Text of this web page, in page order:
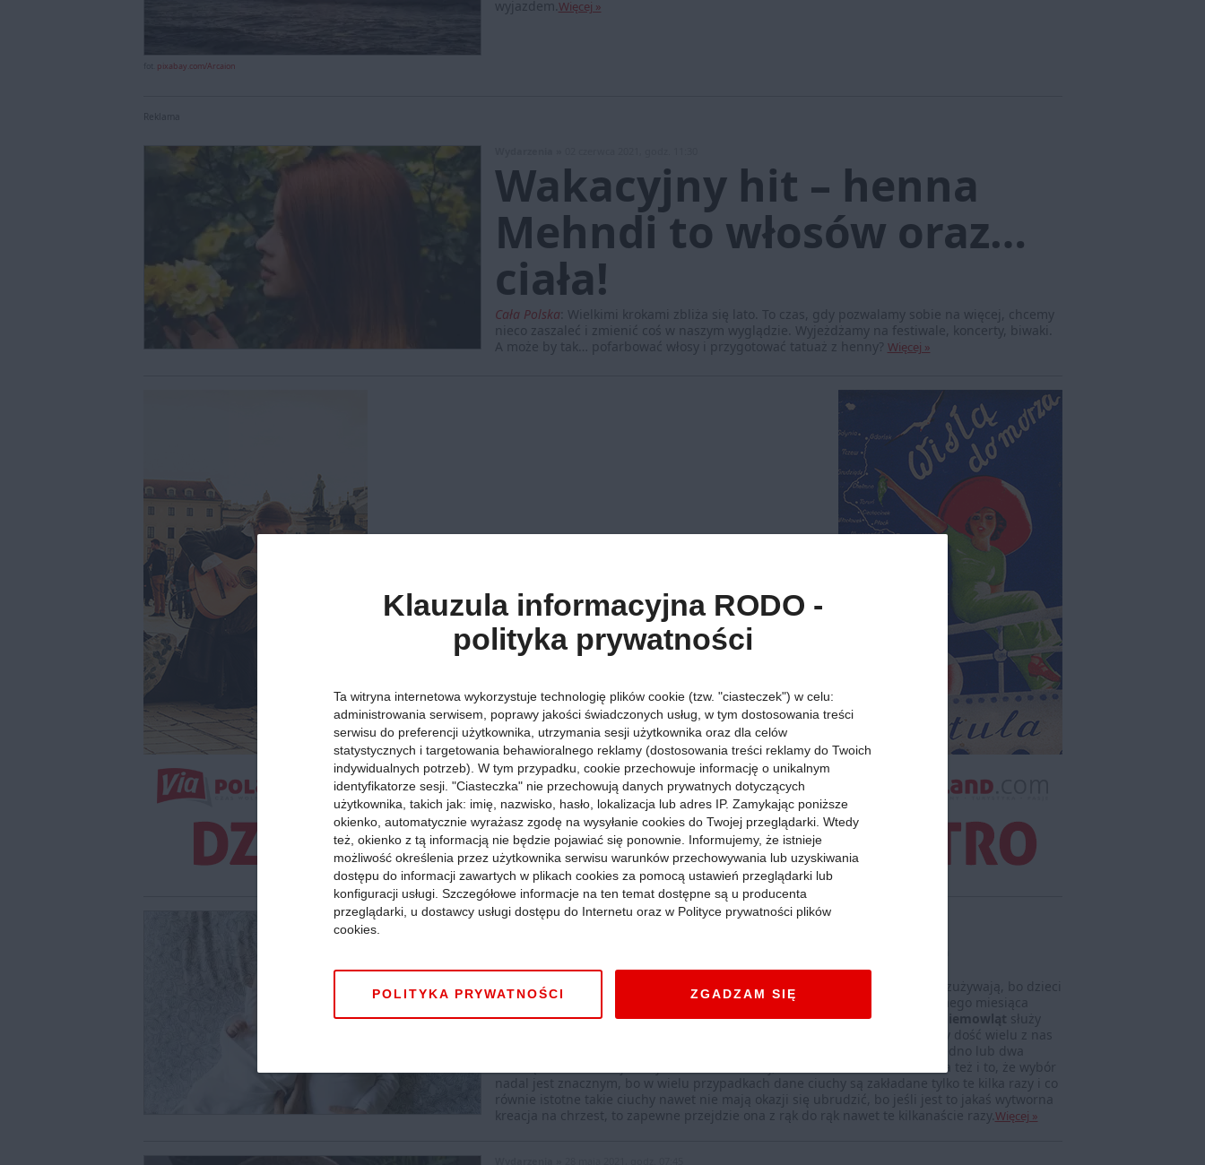
pixabay.com/Arcaion
wyjazdem. Więcej »
Reklama
Wakacyjny hit – henna
Mehndi to włosów oraz…
ciała!
Cała Polska Wielkimi krokami zbliża się lato. To czas, gdy pozwalamy sobie na więcej, chcemy
nieco zaszaleć i zmienić coś w naszym wyglądzie. Wyjeżdżamy na festiwale, koncerty, biwaki.
A może by tak… pofarbować włosy i przygotować tatuaż z henny? Więcej »
Wydarzenia » 28 maja 2021, godz. 14:00
Cała Polska : Dość wielu z nas wie o tym, że ubranka niemowlęce
wolno się zużywają, bo dzieci
do roku prawie się nie poruszają, czyli zaczynają raczkować w okolicy siódmego miesiąca
życia, a wcześniej jedynie przewracają się na boki i dlatego też
odzież dla niemowląt służy
nie jednemu, tylko nawet kilkunastu dzieciątkom. Z tej konkretnej przyczyny dość wielu z nas
kupuje tego typu odzież z drugiej ręki, czyli w formie opcji, którą używało jedno lub dwa
dzieciątka. Tak rzecz jasna jest znacznie taniej, choć kluczowe znaczenie ma też i to, że wybór
nadal jest znacznym, bo w wielu przypadkach dane ciuchy są zakładane tylko te kilka razy i co
równie istotne takie ciuchy nawet nie mają okazji się ubrudzić, bo jeśli jest to jakaś wytworna
kreacja na chrzest, to zapewne przejdzie ona z rąk do rąk nawet te kilkanaście razy.Więcej »
Klauzula informacyjna RODO -
polityka prywatności
Ta witryna internetowa wykorzystuje technologię plików cookie (tzw. "ciasteczek") w celu:
administrowania serwisem, poprawy jakości świadczonych usług, w tym dostosowania treści
serwisu do preferencji użytkownika, utrzymania sesji użytkownika oraz dla celów
statystycznych i targetowania behawioralnego reklamy (dostosowania treści reklamy do Twoich
indywidualnych potrzeb). W tym przypadku, cookie przechowuje informację o unikalnym
identyfikatorze sesji. "Ciasteczka" nie przechowują danych prywatnych dotyczących
użytkownika, takich jak: imię, nazwisko, hasło, lokalizacja lub adres IP. Zamykając poniższe
okienko, automatycznie wyrażasz zgodę na wysyłanie cookies do Twojej przeglądarki. Wtedy
też, okienko z tą informacją nie będzie pojawiać się ponownie. Informujemy, że istnieje
możliwość określenia przez użytkownika serwisu warunków przechowywania lub uzyskiwania
dostępu do informacji zawartych w plikach cookies za pomocą ustawień przeglądarki lub
konfiguracji usługi. Szczegółowe informacje na ten temat dostępne są u producenta
przeglądarki, u dostawcy usługi dostępu do Internetu oraz w Polityce prywatności plików
cookies.
POLITYKA PRYWATNOŚCI ZGADZAM SIĘ